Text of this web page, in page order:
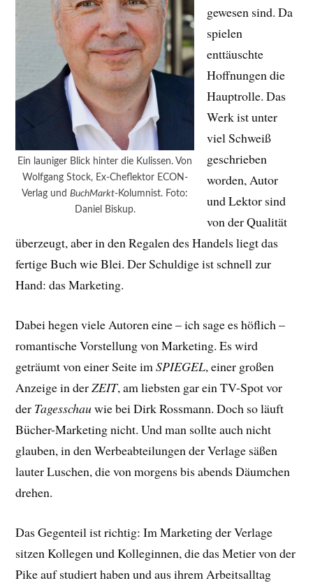
Ein launiger Blick hinter die Kulissen. Von
Wolfgang Stock, Ex-Cheflektor ECON-
Verlag undBuchMarkt-Kolumnist. Foto:
Daniel Biskup.
gewesen sind. Da
spielen
enttäuschte
Hoffnungen die
Hauptrolle. Das
Werk ist unter
viel Schweiß
geschrieben
worden, Autor
und Lektor sind
von der Qualität
überzeugt, aber in den Regalen des Handels liegt das
fertige Buch wie Blei. Der Schuldige ist schnell zur
Hand: das Marketing.
Dabei hegen viele Autoren eine – ich sage es höflich –
romantische Vorstellung von Marketing. Es wird
geträumt von einer Seite imSPIEGEL, einer großen
Anzeige in derZEIT, am liebsten gar ein TV-Spot vor
der Tagesschauwie bei Dirk Rossmann. Doch so läuft
Bücher-Marketing nicht. Und man sollte auch nicht
glauben, in den Werbeabteilungen der Verlage säßen
lauter Luschen, die von morgens bis abends Däumchen
drehen.
Das Gegenteil ist richtig: Im Marketing der Verlage
sitzen Kollegen und Kolleginnen, die das Metier von der
Pike auf studiert haben und aus ihrem Arbeitsalltag